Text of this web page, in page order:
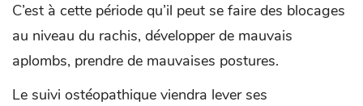
C’est à cette période qu’il peut se faire des blocages
au niveau du rachis, développer de mauvais
aplombs, prendre de mauvaises postures.
Le suivi ostéopathique viendra lever ses